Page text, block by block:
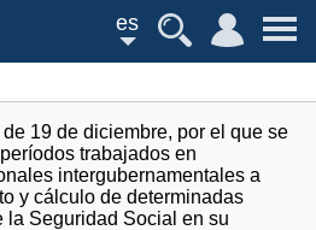
es
19 de diciembre, por el que se
trabajados en
intergubernamentales a
y cálculo de determinadas
la Seguridad Social en su